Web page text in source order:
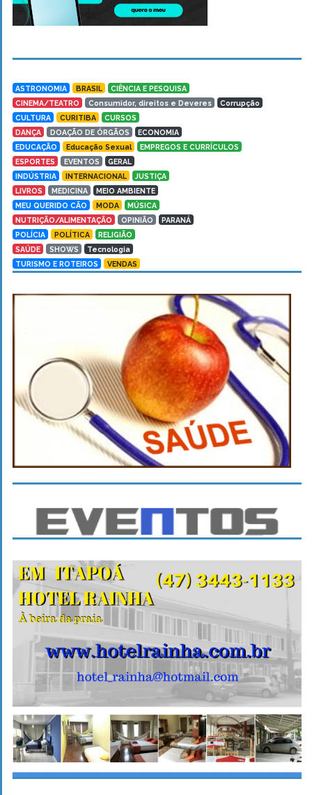
ASTRONOMIA BRASIL
CIÊNCIA E PESQUISA
CINEMA/TEATRO
Consumidor, direitos e Deveres
Corrupção
CULTURA
CURITIBA
CURSOS
DANÇA
DOAÇÃO DE ÓRGÃOS
ECONOMIA
EDUCAÇÃO
Educação Sexual
EMPREGOS E CURRÍCULOS
ESPORTES
EVENTOS
GERAL
INDÚSTRIA
INTERNACIONAL
JUSTIÇA
LIVROS
MEDICINA
MEIO AMBIENTE
MEU QUERIDO CÃO
MODA
MÚSICA
NUTRIÇÃO/ALIMENTAÇÃO
OPINIÃO
PARANÁ
POLÍCIA
POLÍTICA
RELIGIÃO
SAÚDE
SHOWS
Tecnologia
TURISMO E ROTEIROS
VENDAS